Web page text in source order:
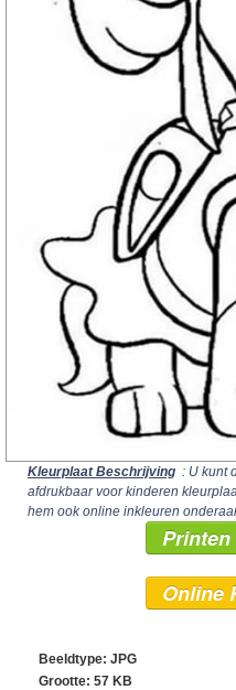
Kleurplaat Beschrijving : U kunt
afdrukbaar voor kinderen
hem ook online inkleuren
Printen
Online
Beeldtype: JPG
Grootte: 57 KB